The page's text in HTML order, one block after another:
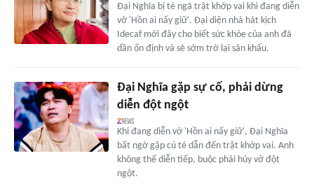
Đại Nghĩa bị té ngã trật khớp vai khi đang diễn
vở 'Hồn ai nấy giữ'. Đại diện nhà hát kịch
Idecaf mới đây cho biết sức khỏe của anh đã
dần ổn định và sẽ sớm trở lại sân khấu.
Đại Nghĩa gặp sự cố, phải dừng
diễn đột ngột
Khi đang diễn vở 'Hồn ai nấy giữ', Đại Nghĩa
bất ngờ gặp cú té dẫn đến trật khớp vai. Anh
không thể diễn tiếp, buộc phải hủy vở đột
ngột.